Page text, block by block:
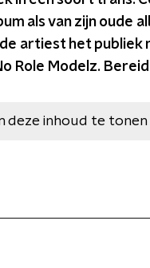
als van zijn oude
artiest het publiek
Role Modelz.
deze inhoud te tonen